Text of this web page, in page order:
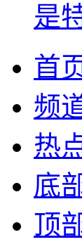
是
首
频
热
底
顶